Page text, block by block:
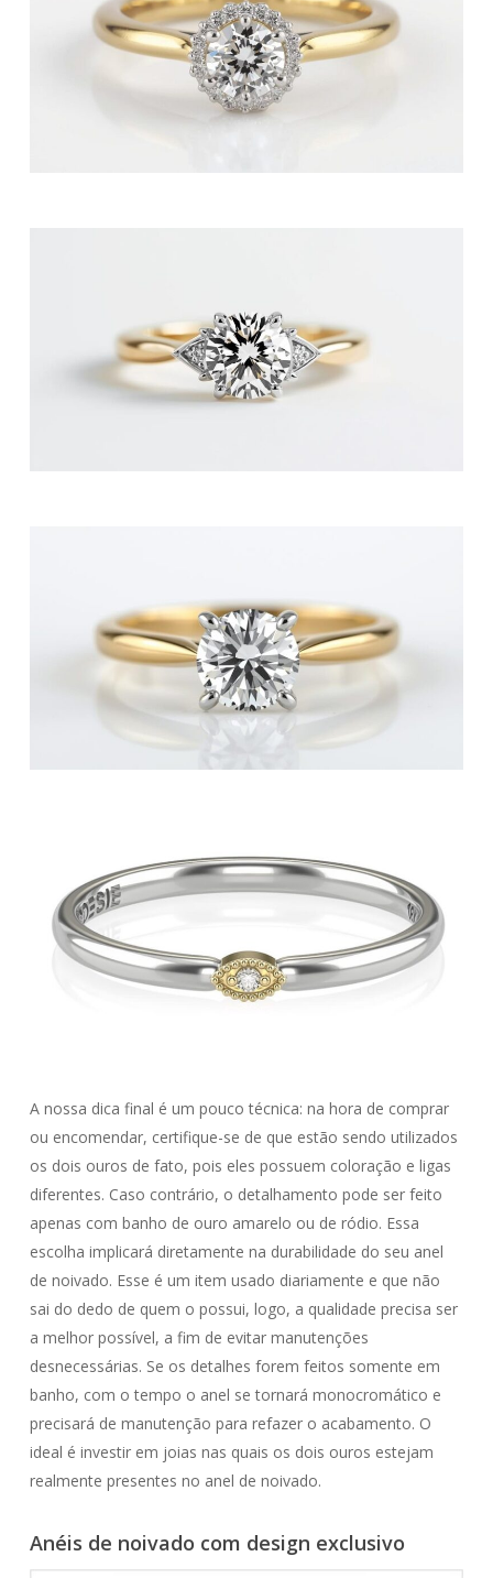
A nossa dica final é um pouco técnica: na hora de comprar
ou encomendar, certifique-se de que estão sendo utilizados
os dois ouros de fato, pois eles possuem coloração e ligas
diferentes. Caso contrário, o detalhamento pode ser feito
apenas com banho de ouro amarelo ou de ródio. Essa
escolha implicará diretamente na durabilidade do seu anel
de noivado. Esse é um item usado diariamente e que não
sai do dedo de quem o possui, logo, a qualidade precisa ser
a melhor possível, a fim de evitar manutenções
desnecessárias. Se os detalhes forem feitos somente em
banho, com o tempo o anel se tornará monocromático e
precisará de manutenção para refazer o acabamento. O
ideal é investir em joias nas quais os dois ouros estejam
realmente presentes no anel de noivado.
Anéis de noivado com design exclusivo